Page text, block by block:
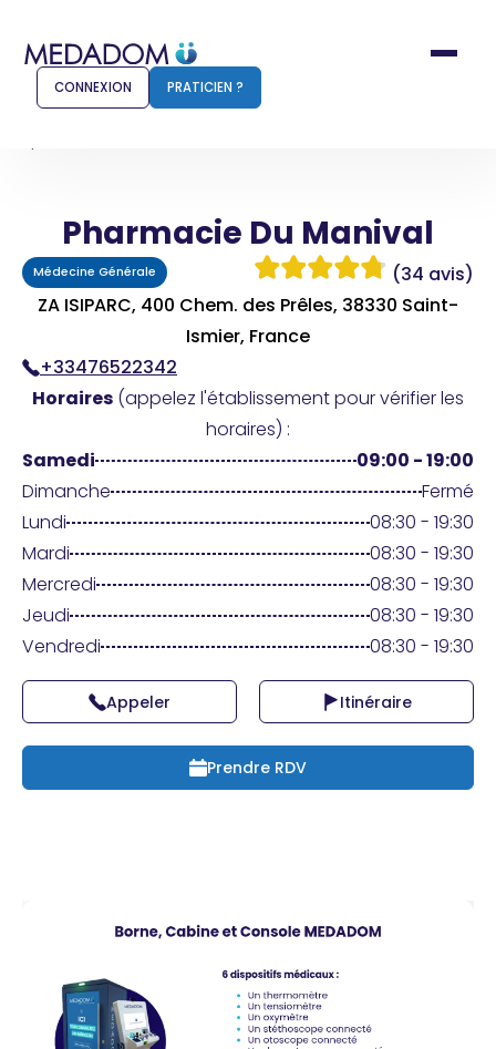
Comment ça marche ?
Pour les patients
Connexion
Praticien ?
CONNEXION PRATICIEN ?
Pharmacie Du Manival
Médecine Générale
(34 avis)
ZA ISIPARC, 400 Chem. des Prêles, 38330 Saint-
Ismier, France
+33476522342
Horaires (appelez l'établissement pour vérifier les
horaires) :
Samedi
09:00 - 19:00
Dimanche
Fermé
Lundi
08:30 - 19:30
Mardi
08:30 - 19:30
Mercredi
08:30 - 19:30
Jeudi
08:30 - 19:30
Vendredi
08:30 - 19:30
Appeler Itinéraire
Prendre RDV